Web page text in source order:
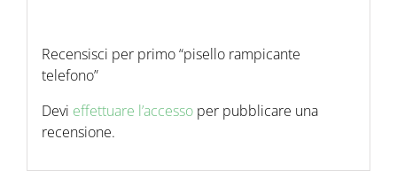
Recensisci per primo “pisello rampicante
telefono”
Devi effettuare l’accessoper pubblicare una
recensione.